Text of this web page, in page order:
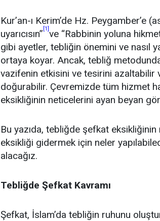
Kur’an-ı Kerim’de Hz. Peygamber’e
uyarıcısın” [1] ve “Rabbinin yoluna
gibi ayetler, tebliğin önemini ve nasıl
ortaya koyar. Ancak, tebliğ
vazifenin etkisini ve tesirini azaltabilir
doğurabilir. Çevremizde tüm hizmet
eksikliğinin neticelerini ayan beyan
Bu yazıda, tebliğde şefkat eksikliğinin
eksikliği gidermek için neler
alacağız.
Tebliğde Şefkat Kavramı
Şefkat, İslam’da tebliğin ruhunu